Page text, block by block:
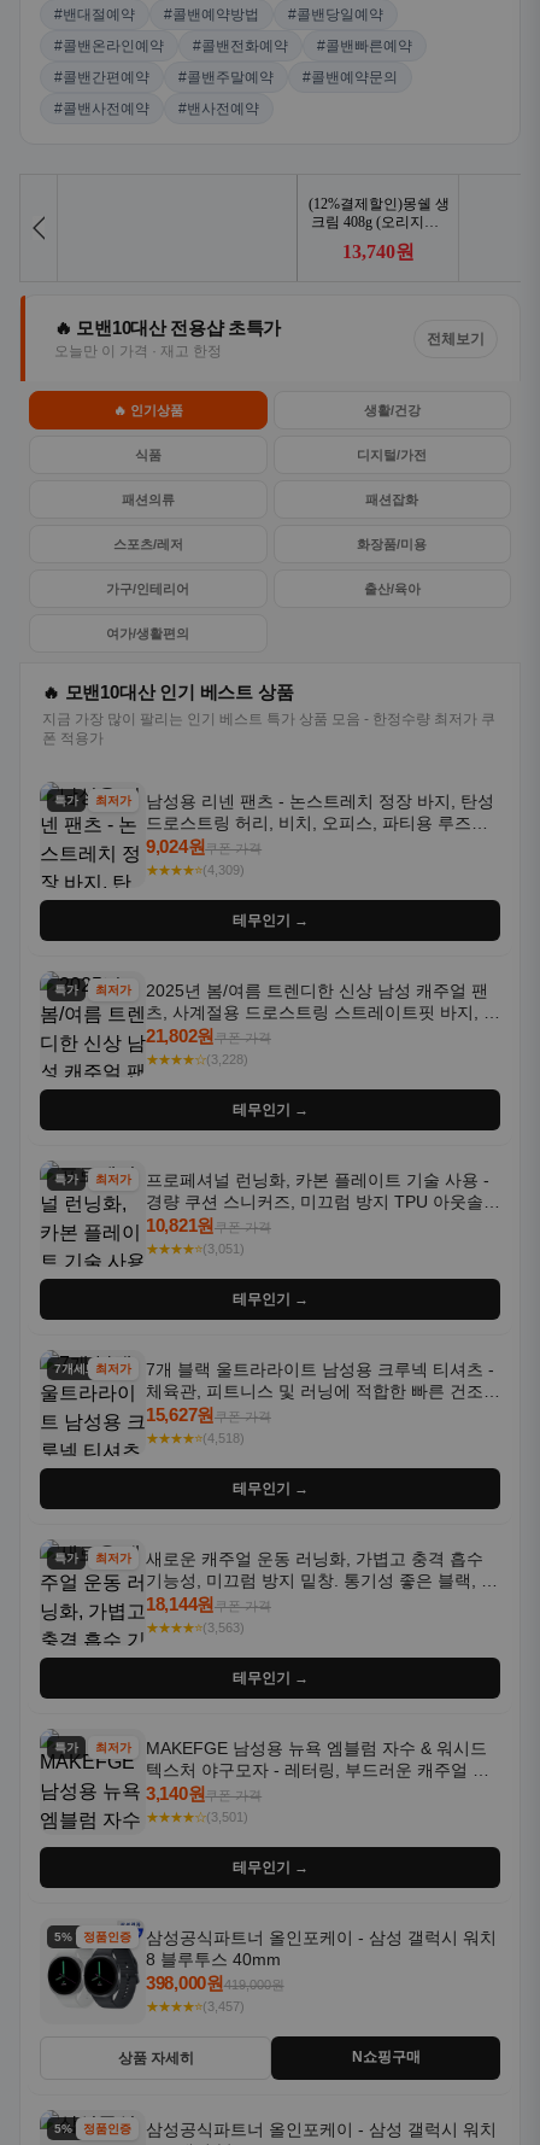
#밴대절예약
#콜밴예약방법
#콜밴당일예약
#콜밴온라인예약
#콜밴전화예약
#콜밴빠른예약
#콜밴간편예약
#콜밴주말예약
#콜밴예약문의
#콜밴사전예약
#밴사전예약
🔥 모밴10대산 전용샵 초특가
오늘만 이 가격 · 재고 한정
전체보기
🔥 인기상품 생활/건강
식품 디지털/가전
패션의류 패션잡화
스포츠/레저 화장품/미용
가구/인테리어 출산/육아
여가/생활편의
🔥 모밴10대산 인기 베스트 상품
지금 가장 많이 팔리는 인기 베스트 특가 상품 모음 - 한정수량 최저가 쿠
폰 적용가
특가 최저가
남성용 리넨 팬츠 - 논스트레치 정장 바지, 탄성
드로스트링 허리, 비치, 오피스, 파티용 루즈핏
트라우저 - 세탁기 사용 가능한 캐주얼 정장 의
상
9,024원쿠폰 가격
★★★★⭐(4,309)
테무인기 →
특가 최저가
2025년 봄/여름 트렌디한 신상 남성 캐주얼 팬
츠, 사계절용 드로스트링 스트레이트핏 바지, 한
국 스타일, 활용도 높은 아웃도어 및 정장용, 발
목 바지
21,802원쿠폰 가격
★★★★☆(3,228)
테무인기 →
특가 최저가
프로페셔널 런닝화, 카본 플레이트 기술 사용 -
경량 쿠션 스니커즈, 미끄럼 방지 TPU 아웃솔,
통기성 화이트-퍼플 그라데이션, 헬스, 트레이
닝 - 남성용, 여성용, 모든 계절에 적합
10,821원쿠폰 가격
★★★★⭐(3,051)
테무인기 →
7개세트최저가
7개 블랙 울트라라이트 남성용 크루넥 티셔츠 -
체육관, 피트니스 및 러닝에 적합한 빠른 건조,
통기성 좋은 수분 흡수 반팔 운동복
15,627원쿠폰 가격
★★★★⭐(4,518)
테무인기 →
특가 최저가
새로운 캐주얼 운동 러닝화, 가볍고 충격 흡수
기능성, 미끄럼 방지 밑창. 통기성 좋은 블랙, 화
이트, 퍼플 그라데이션 색상
18,144원쿠폰 가격
★★★★⭐(3,563)
테무인기 →
특가 최저가
MAKEFGE 남성용 뉴욕 엠블럼 자수 & 워시드
텍스처 야구모자 - 레터링, 부드러운 캐주얼 모
자, NYC 스타일
3,140원쿠폰 가격
★★★★☆(3,501)
테무인기 →
5% 할인정품인증
삼성공식파트너 올인포케이 - 삼성 갤럭시 워치
8 블루투스 40mm
398,000원419,000원
★★★★⭐(3,457)
상품 자세히 N쇼핑구매
5% 할인정품인증
삼성공식파트너 올인포케이 - 삼성 갤럭시 워치